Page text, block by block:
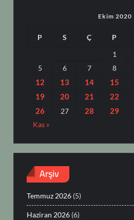
Ekim 2020
P S Ç P
1
5
6 7 8
12 13 14 15
19
20 21 22
26
27 28 29
Kas »
Arşiv
Temmuz 2026 (5)
Haziran 2026 (6)